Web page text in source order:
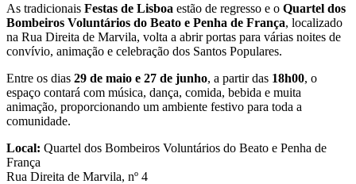
As tradicionais Festas de Lisboa estão de regresso e o Quartel dos
Bombeiros Voluntários do Beato e Penha de França, localizado
na Rua Direita de Marvila, volta a abrir portas para várias noites de
convívio, animação e celebração dos Santos Populares.
Entre os dias 29 de maio e 27 de junho, a partir das 18h00, o
espaço contará com música, dança, comida, bebida e muita
animação, proporcionando um ambiente festivo para toda a
comunidade.
Local: Quartel dos Bombeiros Voluntários do Beato e Penha de
França
Rua Direita de Marvila, nº 4